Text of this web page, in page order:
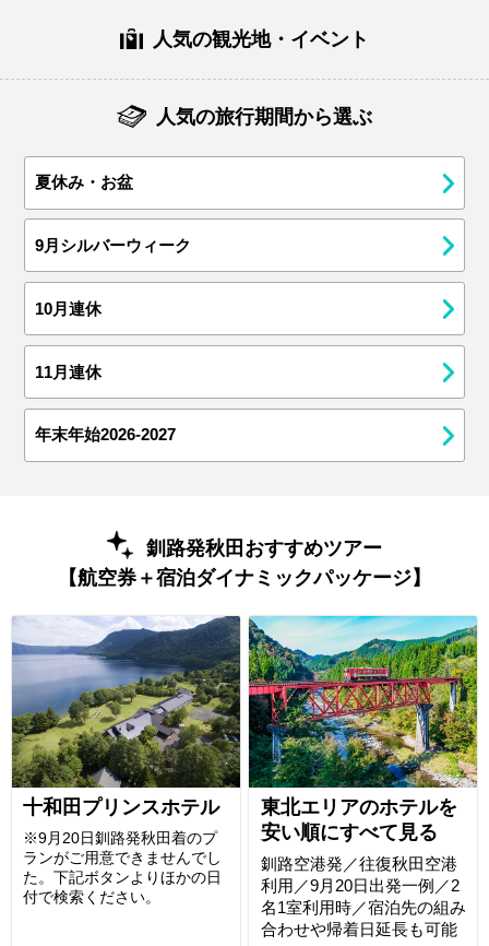
人気の観光地・イベント
人気の旅行期間から選ぶ
夏休み・お盆
9月シルバーウィーク
10月連休
11月連休
年末年始2026-2027
釧路発秋田おすすめツアー
【航空券＋宿泊ダイナミックパッケージ】
十和田プリンスホテル
※9月20日釧路発秋田着のプ
ランがご用意できませんでし
た。下記ボタンよりほかの日
付で検索ください。
東北エリアのホテルを
安い順にすべて見る
釧路空港発／往復秋田空港
利用／9月20日出発一例／2
名1室利用時／宿泊先の組み
合わせや帰着日延長も可能